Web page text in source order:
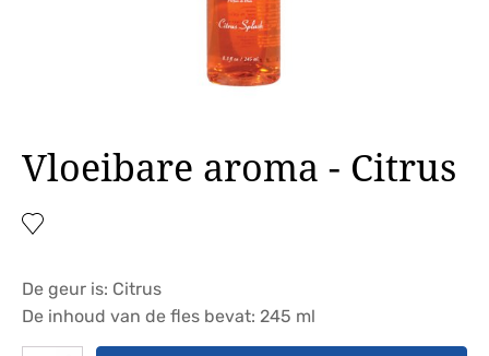
Vloeibare aroma - Citrus
De geur is: Citrus
De inhoud van de fles bevat: 245 ml